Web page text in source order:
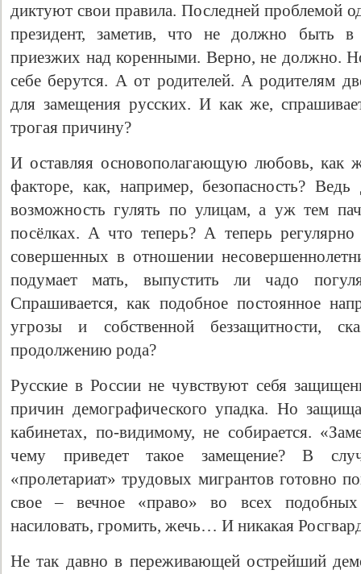
диктуют свои правила. Последней проблемой
президент, заметив, что не должно быть в
приезжих над коренными. Верно, не должно.
себе берутся. А от родителей. А родителям
для замещения русских. И как же,
трогая причину?
И оставляя основополагающую любовь, как
факторе, как, например, безопасность?
возможность гулять по улицам, а уж тем
посёлках. А что теперь? А теперь
совершенных в отношении
подумает мать, выпустить ли чадо
Спрашивается, как подобное постоянное
угрозы и собственной беззащитности,
продолжению рода?
Русские в России не чувствуют себя
причин демографического упадка. Но
кабинетах, по-видимому, не собирается.
чему приведет такое замещение? В
«пролетариат» трудовых мигрантов готовно
свое – вечное «право» во всех подобных
насиловать, громить, жечь… И никакая
Не так давно в переживающей острейший